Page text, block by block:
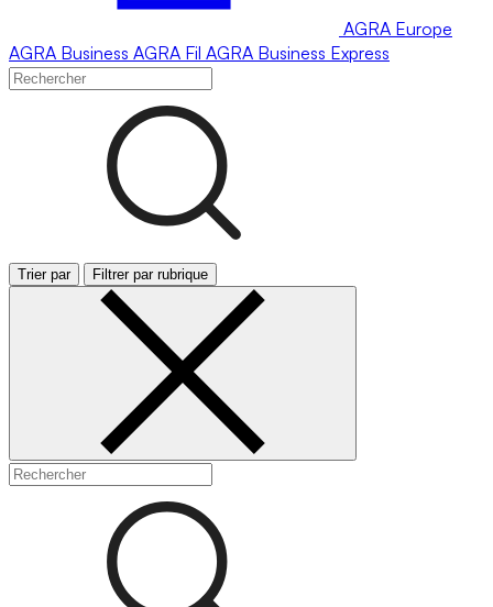
AGRA Europe
AGRA Business AGRA Fil AGRA Business Express
Trier par Filtrer par rubrique